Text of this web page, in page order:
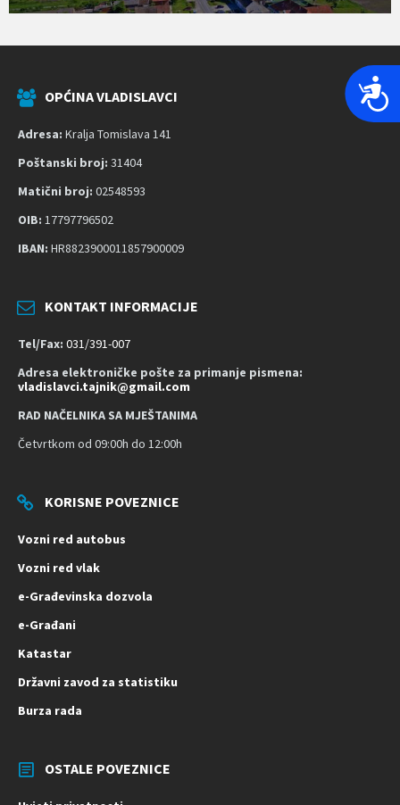
P
r
OPĆINA VLADISLAVCI
Adresa: Kralja Tomislava 141
Poštanski broj: 31404
Matični broj: 02548593
OIB: 17797796502
IBAN: HR8823900011857900009
KONTAKT INFORMACIJE
Tel/Fax: 031/391-007
Adresa elektroničke pošte za primanje pismena:
vladislavci.tajnik@gmail.com
RAD NAČELNIKA SA MJEŠTANIMA
Četvrtkom od 09:00h do 12:00h
KORISNE POVEZNICE
Vozni red autobus
Vozni red vlak
e-Građevinska dozvola
e-Građani
Katastar
Državni zavod za statistiku
Burza rada
OSTALE POVEZNICE